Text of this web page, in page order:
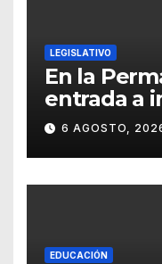
LEGISLATIVO
En la
entrada a
materia
6 AGOSTO,
EDUCACIÓN